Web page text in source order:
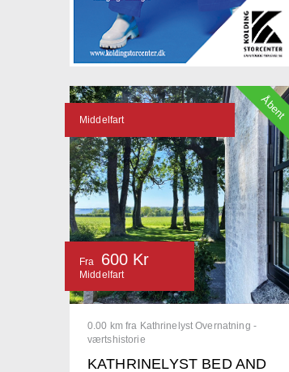
0.00 km fra Kathrinelyst Overnatning -
værtshistorie
KATHRINELYST BED AND
Middelfart
Fra 600 Kr
Middelfart
Åbent